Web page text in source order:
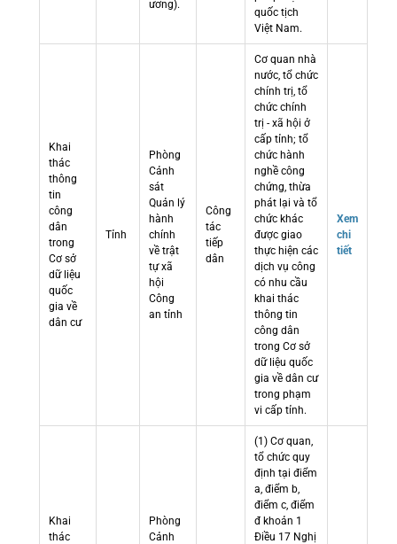
ương).
quốc tịch
Việt Nam.
Khai
thác
thông
tin
công
dân
trong
Cơ sở
dữ liệu
quốc
gia về
dân cư
Tỉnh
Phòng
Cảnh
sát
Quản lý
hành
chính
về trật
tự xã
hội
Công
an tỉnh
Công
tác
tiếp
dân
Cơ quan nhà
nước, tổ chức
chính trị, tổ
chức chính
trị - xã hội ở
cấp tỉnh; tổ
chức hành
nghề công
chứng, thừa
phát lại và tổ
chức khác
được giao
thực hiện các
dịch vụ công
có nhu cầu
khai thác
thông tin
công dân
trong Cơ sở
dữ liệu quốc
gia về dân cư
trong phạm
vi cấp tỉnh.
Xem
chi
tiết
Khai
thác
Phòng
Cảnh
(1) Cơ quan,
tổ chức quy
định tại điểm
a, điểm b,
điểm c, điểm
đ khoản 1
Điều 17 Nghị